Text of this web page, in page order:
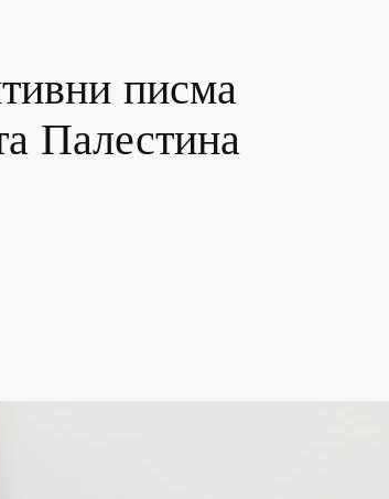
писма
Палестина